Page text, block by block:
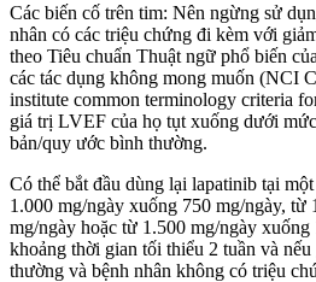
Các biến cố trên tim: Nên ngừng sử
nhân có các triệu chứng đi kèm với
theo Tiêu chuẩn Thuật ngữ phổ biến
các tác dụng không mong muốn (NCI
institute common terminology criteria
giá trị LVEF của họ tụt xuống dưới
bản/quy ước bình thường.
Có thể bắt đầu dùng lại lapatinib tại
1.000 mg/ngày xuống 750 mg/ngày, từ
mg/ngày hoặc từ 1.500 mg/ngày xuống
khoảng thời gian tối thiểu 2 tuần và
thường và bệnh nhân không có triệu